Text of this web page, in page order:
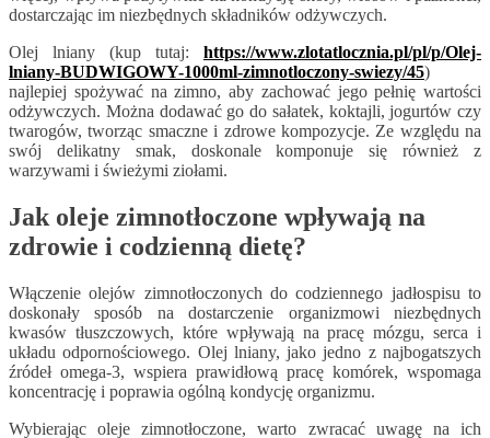
dostarczając im niezbędnych składników odżywczych.
Olej lniany (kup tutaj: https://www.zlotatlocznia.pl/pl/p/Olej-
lniany-BUDWIGOWY-1000ml-zimnotloczony-swiezy/45)
najlepiej spożywać na zimno, aby zachować jego pełnię wartości
odżywczych. Można dodawać go do sałatek, koktajli, jogurtów czy
twarogów, tworząc smaczne i zdrowe kompozycje. Ze względu na
swój delikatny smak, doskonale komponuje się również z
warzywami i świeżymi ziołami.
Jak oleje zimnotłoczone wpływają na
zdrowie i codzienną dietę?
Włączenie olejów zimnotłoczonych do codziennego jadłospisu to
doskonały sposób na dostarczenie organizmowi niezbędnych
kwasów tłuszczowych, które wpływają na pracę mózgu, serca i
układu odpornościowego. Olej lniany, jako jedno z najbogatszych
źródeł omega-3, wspiera prawidłową pracę komórek, wspomaga
koncentrację i poprawia ogólną kondycję organizmu.
Wybierając oleje zimnotłoczone, warto zwracać uwagę na ich